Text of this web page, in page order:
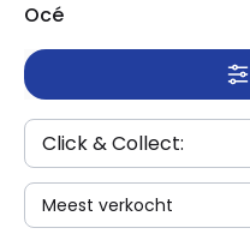
Océ
Click & Collect:
Meest verkocht